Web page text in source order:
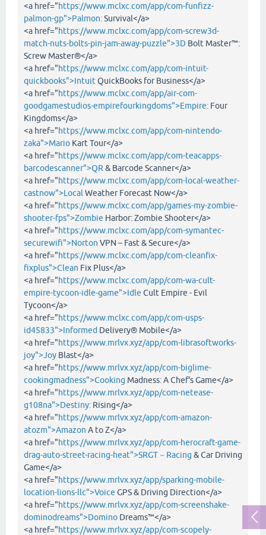
<a href="https://www.mclxc.com/app/com-funfizz-
palmon-gp">Palmon:Survival</a>
<a href="https://www.mclxc.com/app/com-screw3d-
match-nuts-bolts-pin-jam-away-puzzle">3D Bolt Master™:
Screw Master®</a>
<a href="https://www.mclxc.com/app/com-intuit-
quickbooks">Intuit QuickBooks for Business</a>
<a href="https://www.mclxc.com/app/air-com-
goodgamestudios-empirefourkingdoms">Empire: Four
Kingdoms</a>
<a href="https://www.mclxc.com/app/com-nintendo-
zaka">Mario Kart Tour</a>
<a href="https://www.mclxc.com/app/com-teacapps-
barcodescanner">QR & Barcode Scanner</a>
<a href="https://www.mclxc.com/app/com-local-weather-
castnow">Local Weather Forecast Now</a>
<a href="https://www.mclxc.com/app/games-my-zombie-
shooter-fps">Zombie Harbor: Zombie Shooter</a>
<a href="https://www.mclxc.com/app/com-symantec-
securewifi">Norton VPN – Fast & Secure</a>
<a href="https://www.mclxc.com/app/com-cleanfix-
fixplus">Clean Fix Plus</a>
<a href="https://www.mclxc.com/app/com-wa-cult-
empire-tycoon-idle-game">Idle Cult Empire - Evil
Tycoon</a>
<a href="https://www.mclxc.com/app/com-usps-
id45833">Informed Delivery® Mobile</a>
<a href="https://www.mrlvx.xyz/app/com-librasoftworks-
joy">Joy Blast</a>
<a href="https://www.mrlvx.xyz/app/com-biglime-
cookingmadness">Cooking Madness: A Chef's Game</a>
<a href="https://www.mrlvx.xyz/app/com-netease-
g108na">Destiny: Rising</a>
<a href="https://www.mrlvx.xyz/app/com-amazon-
atozm">Amazon A to Z</a>
<a href="https://www.mrlvx.xyz/app/com-herocraft-game-
drag-auto-street-racing-heat">SRGT－Racing & Car Driving
Game</a>
<a href="https://www.mrlvx.xyz/app/sparking-mobile-
location-lions-llc">Voice GPS & Driving Direction</a>
<a href="https://www.mrlvx.xyz/app/com-screenshake-
dominodreams">Domino Dreams™</a>
<a href="https://www.mrlvx.xyz/app/com-scopely-